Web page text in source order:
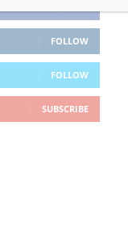
FOLLOW
FOLLOW
SUBSCRIBE